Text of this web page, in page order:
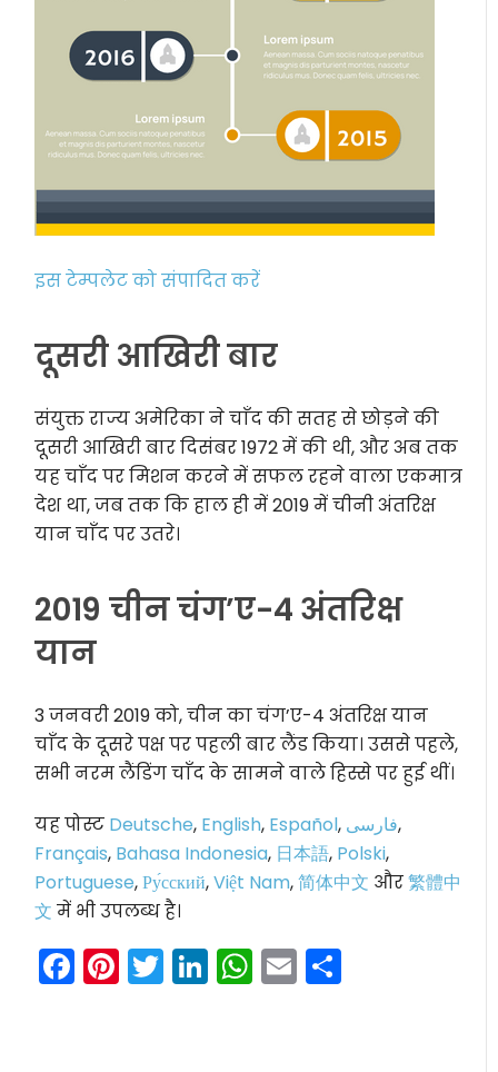
इस टेम्पलेट को संपादित करें
दूसरी आखिरी बार
संयुक्त राज्य अमेरिका ने चाँद की सतह से छोड़ने की
दूसरी आखिरी बार दिसंबर 1972 में की थी, और अब तक
यह चाँद पर मिशन करने में सफल रहने वाला एकमात्र
देश था, जब तक कि हाल ही में 2019 में चीनी अंतरिक्ष
यान चाँद पर उतरे।
2019 चीन चंग’ए-4 अंतरिक्ष
यान
3 जनवरी 2019 को, चीन का चंग’ए-4 अंतरिक्ष यान
चाँद के दूसरे पक्ष पर पहली बार लैंड किया। उससे पहले,
सभी नरम लैंडिंग चाँद के सामने वाले हिस्से पर हुई थीं।
यह पोस्ट Deutsche, English, Español, فارسی,
Français, Bahasa Indonesia, 日本語, Polski,
Portuguese,Ру́сский,Việt Nam,简体中文 और繁體中
文 में भी उपलब्ध है।
Facebook
Pinterest
Twitter
LinkedIn
WhatsApp
Email